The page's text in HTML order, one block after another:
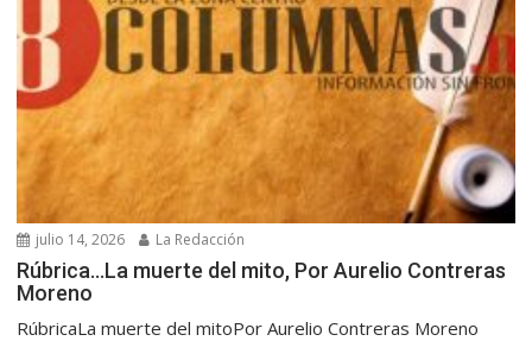
julio 14, 2026 La Redacción
Rúbrica…La muerte del mito, Por Aurelio Contreras
Moreno
RúbricaLa muerte del mitoPor Aurelio Contreras Moreno